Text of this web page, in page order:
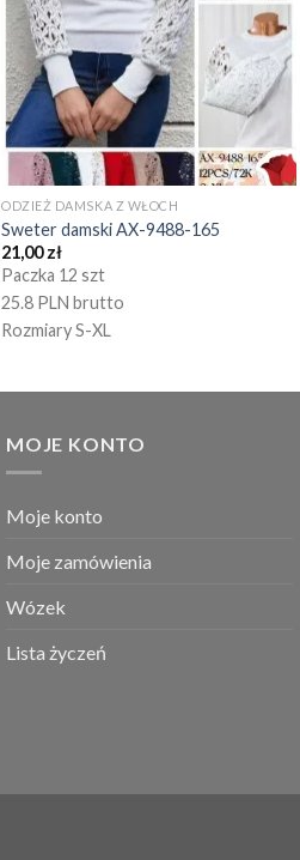
ODZIEŻ DAMSKA Z WŁOCH
Sweter damski AX-9488-165
21,00zł
Paczka 12 szt
25.8 PLN brutto
Rozmiary S-XL
MOJE KONTO
Moje konto
Moje zamówienia
Wózek
Lista życzeń